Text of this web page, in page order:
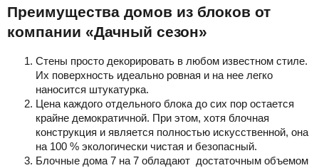
Преимущества домов из блоков от
компании «Дачный сезон»
Стены просто декорировать в любом известном стиле.
Их поверхность идеально ровная и на нее легко
наносится штукатурка.
Цена каждого отдельного блока до сих пор остается
крайне демократичной. При этом, хотя блочная
конструкция и является полностью искусственной, она
на 100 % экологически чистая и безопасный.
Блочные дома 7 на 7 обладают достаточным объемом